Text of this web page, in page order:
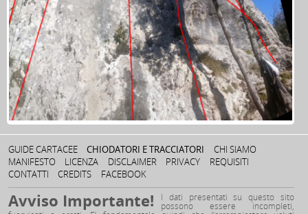
GUIDE CARTACEE CHIODATORI E TRACCIATORI
CHI SIAMO
MANIFESTO
LICENZA DISCLAIMER PRIVACY
REQUISITI
CONTATTI
CREDITS FACEBOOK
Avviso Importante! I dati presentati su questo sito
possono essere incompleti,